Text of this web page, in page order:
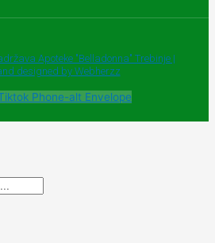
Apoteke "Belladonna" Trebinje |
designed by Webherzz
Phone-alt Envelope